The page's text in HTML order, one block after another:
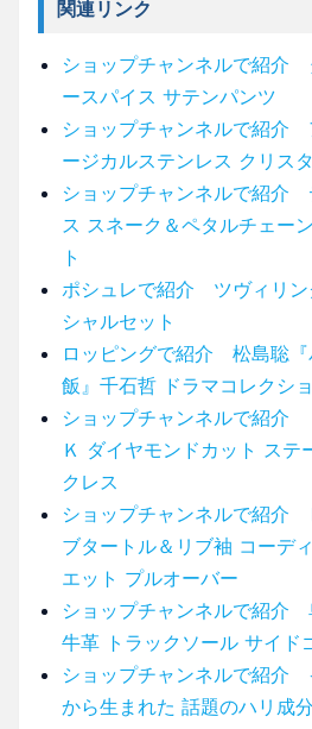
関連リンク
ショップチャンネルで紹介
ースパイス サテンパンツ
ショップチャンネルで紹介
ージカルステンレス クリス
ショップチャンネルで紹介
ス スネーク＆ペタルチェー
ト
ポシュレで紹介 ツヴィリン
シャルセット
ロッピングで紹介 松島聡
飯』千石哲 ドラマコレクシ
ショップチャンネルで紹介
Ｋ ダイヤモンドカット ステ
クレス
ショップチャンネルで紹介
ブタートル＆リブ袖 コーデ
エット プルオーバー
ショップチャンネルで紹介
牛革 トラックソール サイド
ショップチャンネルで紹介
から生まれた 話題のハリ成